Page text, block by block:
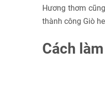
Hương thơm
thành công Giò
Cách